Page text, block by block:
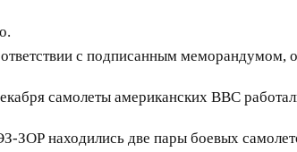
с подписанным
самолеты американских ВВС
находились две пары боевых